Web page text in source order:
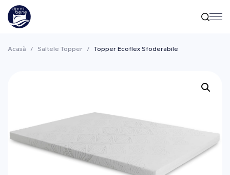
Acasă / Saltele Topper / Topper Ecoflex Sfoderabile